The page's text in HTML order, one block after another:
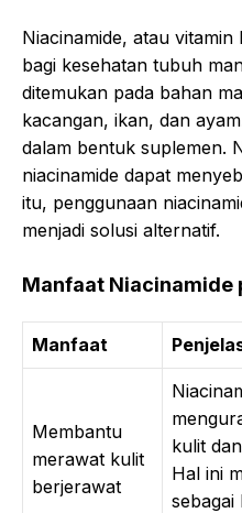
Niacinamide, atau
bagi kesehatan tubuh
ditemukan pada bahan
kacangan, ikan, dan
dalam bentuk suplemen.
niacinamide dapat
itu, penggunaan
menjadi solusi alternatif.
Manfaat Niacinamide
Manfaat
Membantu
merawat kulit
berjerawat
kulit
Hal ini